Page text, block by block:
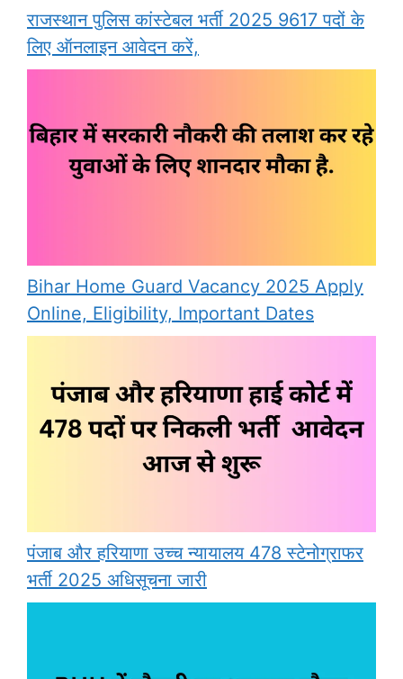
राजस्थान पुलिस कांस्टेबल भर्ती 2025 9617 पदों के
लिए ऑनलाइन आवेदन करें,
Bihar Home Guard Vacancy 2025 Apply
Online, Eligibility, Important Dates
पंजाब और हरियाणा उच्च न्यायालय 478 स्टेनोग्राफर
भर्ती 2025 अधिसूचना जारी